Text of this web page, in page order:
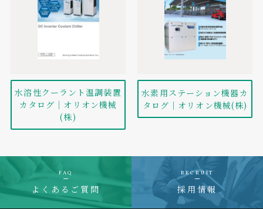
水溶性クーラント温調装置
カタログ｜オリオン機械
(株)
水素用ステーション機器カ
タログ｜オリオン機械(株)
FAQ
よくあるご質問
RECRUIT
採用情報